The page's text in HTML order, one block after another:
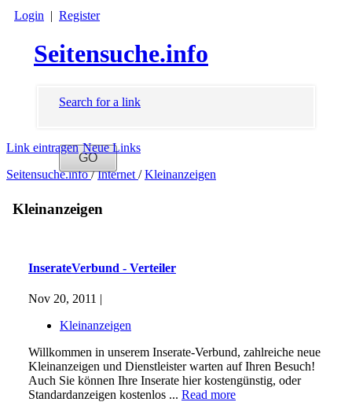
Login | Register
Seitensuche.info
Search for a link
Link eintragen Neue Links
Seitensuche.info/ Internet/ Kleinanzeigen
Kleinanzeigen
InserateVerbund - Verteiler
Nov 20, 2011 |
Kleinanzeigen
Willkommen in unserem Inserate-Verbund, zahlreiche neue
Kleinanzeigen und Dienstleister warten auf Ihren Besuch!
Auch Sie können Ihre Inserate hier kostengünstig, oder
Standardanzeigen kostenlos ... Read more